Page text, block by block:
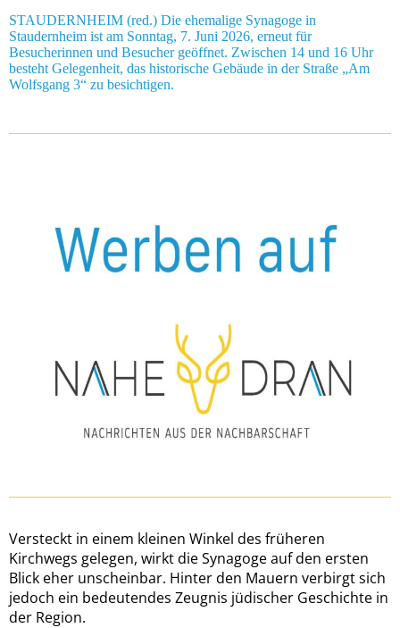
STAUDERNHEIM (red.) Die ehemalige Synagoge in
Staudernheim ist am Sonntag, 7. Juni 2026, erneut für
Besucherinnen und Besucher geöffnet. Zwischen 14 und 16 Uhr
besteht Gelegenheit, das historische Gebäude in der Straße „Am
Wolfsgang 3“ zu besichtigen.
Versteckt in einem kleinen Winkel des früheren
Kirchwegs gelegen, wirkt die Synagoge auf den ersten
Blick eher unscheinbar. Hinter den Mauern verbirgt sich
jedoch ein bedeutendes Zeugnis jüdischer Geschichte in
der Region.